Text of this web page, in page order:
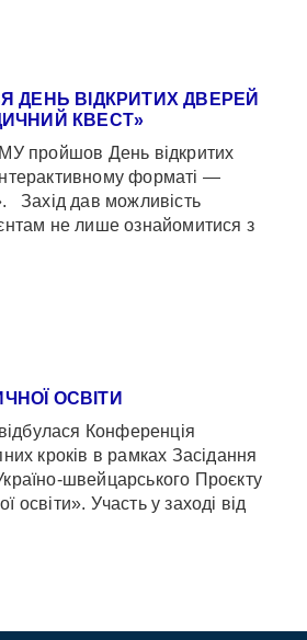
ДЕНЬ ВІДКРИТИХ ДВЕРЕЙ
КВЕСТ»
пройшов День відкритих
форматі —
Захід дав можливість
не лише ознайомитися з
ОСВІТИ
Конференція
кроків в рамках Засідання
швейцарського Проєкту
освіти». Участь у заході від